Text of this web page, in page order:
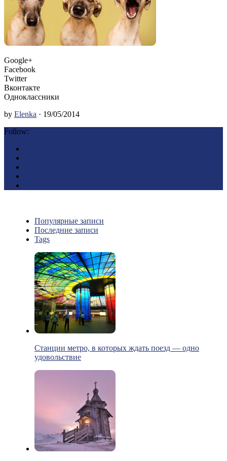
Google+
Facebook
Twitter
Вконтакте
Одноклассники
by Elenka · 19/05/2014
Follow:
Популярные записи
Последние записи
Tags
Станции метро, в которых ждать поезд — одно
удовольствие